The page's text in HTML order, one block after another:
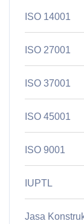
ISO 14001
ISO 27001
ISO 37001
ISO 45001
ISO 9001
IUPTL
Jasa